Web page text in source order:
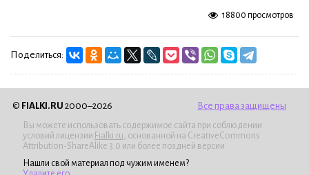
18800 просмотров
Поделиться:
© FIALKI.RU 2000–2026 Все права защищены
Вы можете использовать содержимое сайта при соблюдении
условий лицензии Fialki.ru, основанной на CreativeCommons
Attribution-ShareAlike 3.0 или более поздней версии.
Нашли свой материал под чужим именем?